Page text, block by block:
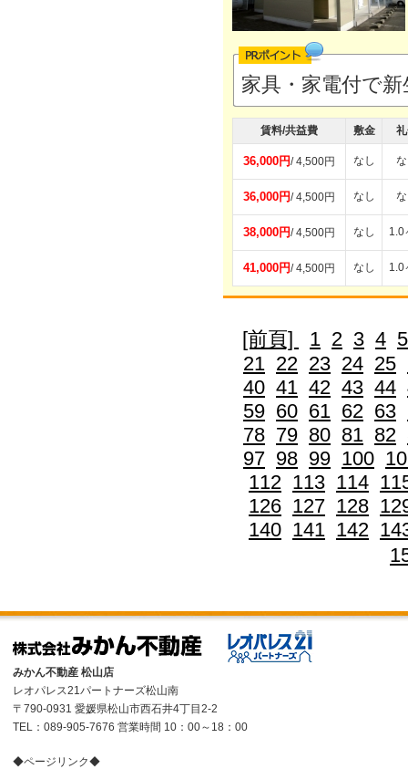
家具・家電付で
賃料/共益費 敷金
36,000円/ 4,500円 なし
36,000円/ 4,500円 なし
38,000円/ 4,500円 なし 1.0
41,000円/ 4,500円 なし 1.0
[前頁] 1 2 3 4 5
21 22 23 24 25
40 41 42 43 44
59 60 61 62 63
78 79 80 81 82
97 98 99 100
112 113 114
126 127 128
140 141 142
みかん不動産 松山店
レオパレス21パートナーズ松山南
〒790-0931 愛媛県松山市西石井4丁目2-2
TEL：089-905-7676 営業時間 10：00～18：00
◆ページリンク◆